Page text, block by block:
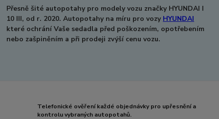
Přesně šité autopotahy pro modely vozu značky HYUNDAI I
10 III, od r. 2020. Autopotahy na míru pro vozy HYUNDAI
které ochrání Vaše sedadla před poškozením, opotřebením
nebo zašpiněním a při prodeji zvýší cenu vozu.
Telefonické ověření každé objednávky pro upřesnění a
kontrolu vybraných autopotahů.